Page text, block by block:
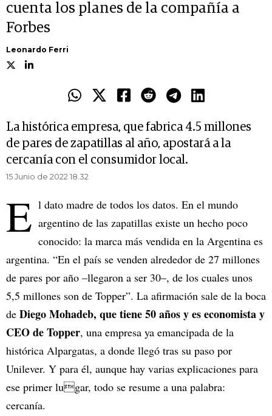
cuenta los planes de la compañía a
Forbes
Leonardo Ferri
La histórica empresa, que fabrica 4.5 millones
de pares de zapatillas al año, apostará a la
cercanía con el consumidor local.
15 Junio de 2022 18.32
E l dato madre de todos los datos. En el mundo
argentino de las zapatillas existe un hecho poco
conocido: la marca más vendida en la Argentina es
argentina. “En el país se venden alrededor de 27 millones
de pares por año –llegaron a ser 30–, de los cuales unos
5,5 millones son de Topper”. La afirmación sale de la boca
de Diego Mohadeb, que tiene 50 años y es economista y
CEO de Topper, una empresa ya emancipada de la
histórica Alpargatas, a donde llegó tras su paso por
Unilever. Y para él, aunque hay varias explicaciones para
ese primer lugar, todo se resume a una palabra:
cercanía.